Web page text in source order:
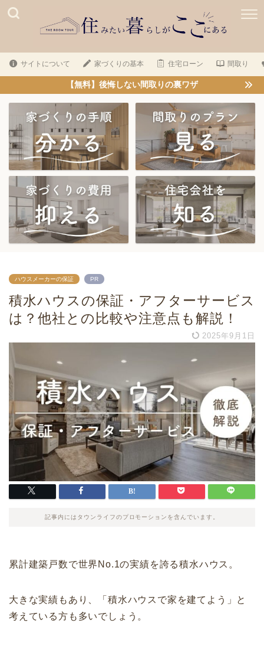
サイトについて 家づくりの基本 住宅ローン 間取り
【無料】後悔しない間取りの裏ワザ
ハウスメーカーの保証 PR
積水ハウスの保証・アフターサービス
は？他社との比較や注意点も解説！
2025年9月1日
記事内にはタウンライフのプロモーションを含んでいます。
累計建築戸数で世界No.1の実績を誇る積水ハウス。
大きな実績もあり、「積水ハウスで家を建てよう」と
考えている方も多いでしょう。